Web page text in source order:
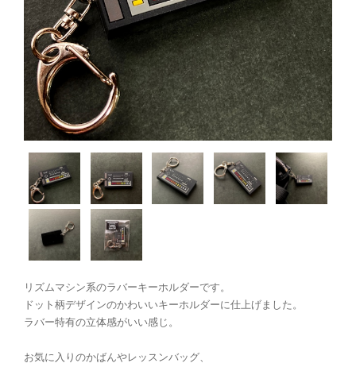
リズムマシン系のラバーキーホルダーです。
ドット柄デザインのかわいいキーホルダーに仕上げました。
ラバー特有の立体感がいい感じ。
お気に入りのかばんやレッスンバッグ、